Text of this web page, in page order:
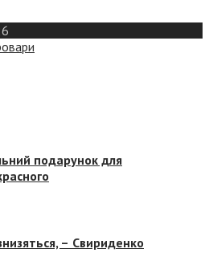
подарунок для
– Свириденко